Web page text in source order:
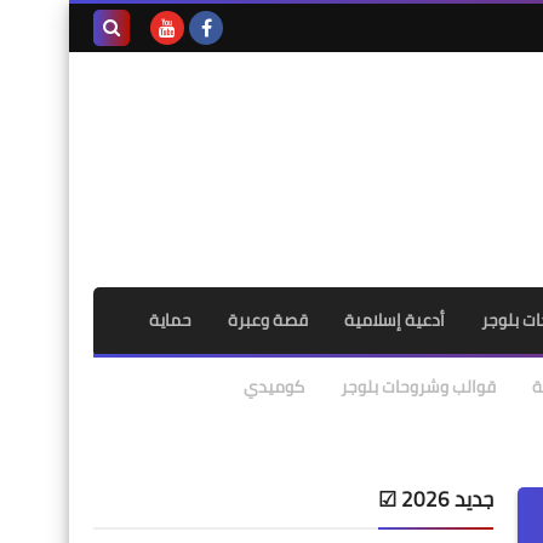
بلوجر أدعية إسلامية قصة وعبرة حماية
قوالب وشروحات بلوجر كوميدي
جديد 2026 ☑